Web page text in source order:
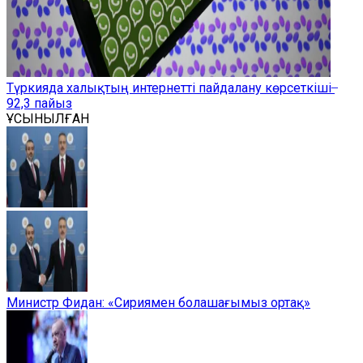
Түркияда халықтың интернетті пайдалану көрсеткіші ̶
92,3 пайыз
ҰСЫНЫЛҒАН
Министр Фидан: «Сириямен болашағымыз ортақ»